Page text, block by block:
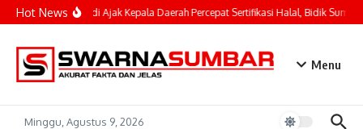
Lewati ke konten
Hot NewsMahyeldi Ajak Kepala Daerah Percepat Sertifikasi Halal, Bidik
Menu
Minggu, Agustus 9, 2026